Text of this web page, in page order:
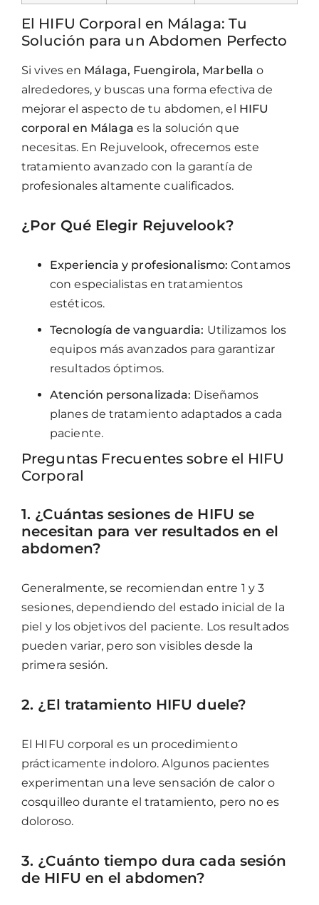
El HIFU Corporal en Málaga: Tu
Solución para un Abdomen Perfecto
Si vives en Málaga, Fuengirola, Marbella o
alrededores, y buscas una forma efectiva de
mejorar el aspecto de tu abdomen, el HIFU
corporal en Málaga es la solución que
necesitas. En Rejuvelook, ofrecemos este
tratamiento avanzado con la garantía de
profesionales altamente cualificados.
¿Por Qué Elegir Rejuvelook?
Experiencia y profesionalismo: Contamos
con especialistas en tratamientos
estéticos.
Tecnología de vanguardia: Utilizamos los
equipos más avanzados para garantizar
resultados óptimos.
Atención personalizada: Diseñamos
planes de tratamiento adaptados a cada
paciente.
Preguntas Frecuentes sobre el HIFU
Corporal
1. ¿Cuántas sesiones de HIFU se
necesitan para ver resultados en el
abdomen?
Generalmente, se recomiendan entre 1 y 3
sesiones, dependiendo del estado inicial de la
piel y los objetivos del paciente. Los resultados
pueden variar, pero son visibles desde la
primera sesión.
2. ¿El tratamiento HIFU duele?
El HIFU corporal es un procedimiento
prácticamente indoloro. Algunos pacientes
experimentan una leve sensación de calor o
cosquilleo durante el tratamiento, pero no es
doloroso.
3. ¿Cuánto tiempo dura cada sesión
de HIFU en el abdomen?